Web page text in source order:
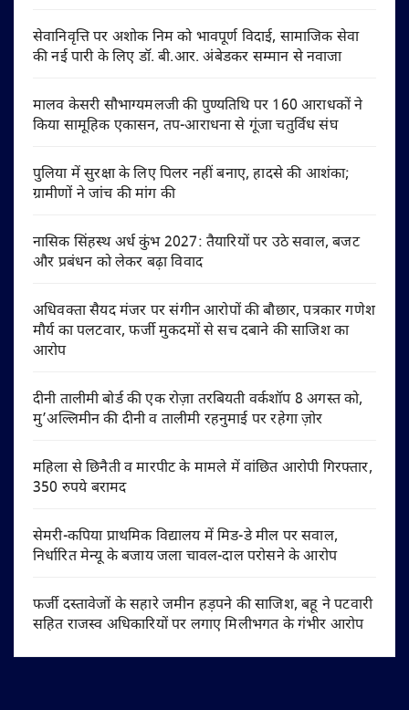
सेवानिवृत्ति पर अशोक निम को भावपूर्ण विदाई, सामाजिक सेवा
की नई पारी के लिए डॉ. बी.आर. अंबेडकर सम्मान से नवाजा
मालव केसरी सौभाग्यमलजी की पुण्यतिथि पर 160 आराधकों ने
किया सामूहिक एकासन, तप-आराधना से गूंजा चतुर्विध संघ
पुलिया में सुरक्षा के लिए पिलर नहीं बनाए, हादसे की आशंका;
ग्रामीणों ने जांच की मांग की
नासिक सिंहस्थ अर्ध कुंभ 2027: तैयारियों पर उठे सवाल, बजट
और प्रबंधन को लेकर बढ़ा विवाद
अधिवक्ता सैयद मंजर पर संगीन आरोपों की बौछार, पत्रकार गणेश
मौर्य का पलटवार, फर्जी मुकदमों से सच दबाने की साजिश का
आरोप
दीनी तालीमी बोर्ड की एक रोज़ा तरबियती वर्कशॉप 8 अगस्त को,
मु’अल्लिमीन की दीनी व तालीमी रहनुमाई पर रहेगा ज़ोर
महिला से छिनैती व मारपीट के मामले में वांछित आरोपी गिरफ्तार,
350 रुपये बरामद
सेमरी-कपिया प्राथमिक विद्यालय में मिड-डे मील पर सवाल,
निर्धारित मेन्यू के बजाय जला चावल-दाल परोसने के आरोप
फर्जी दस्तावेजों के सहारे जमीन हड़पने की साजिश, बहू ने पटवारी
सहित राजस्व अधिकारियों पर लगाए मिलीभगत के गंभीर आरोप